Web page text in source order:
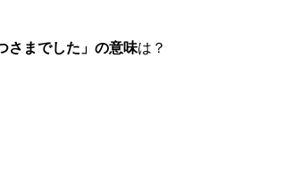
さまでした」の意味は？